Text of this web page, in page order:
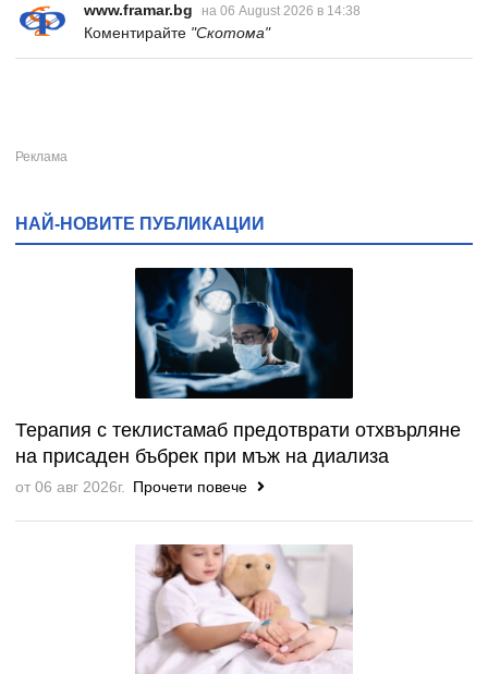
www.framar.bg на 06 August 2026 в 14:38
Коментирайте "Скотома"
НАЙ-НОВИТЕ ПУБЛИКАЦИИ
Терапия с теклистамаб предотврати отхвърляне
на присаден бъбрек при мъж на диализа
от 06 авг 2026г. Прочети повече